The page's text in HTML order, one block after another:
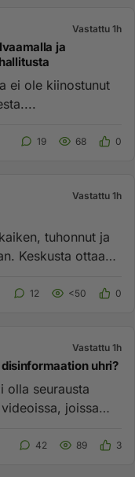
Vastattu 1h
19 68 0
Vastattu 1h
tuhonnut ja
12 <50 0
Vastattu 1h
uhri?
olla seurausta
joissa
42 89 3